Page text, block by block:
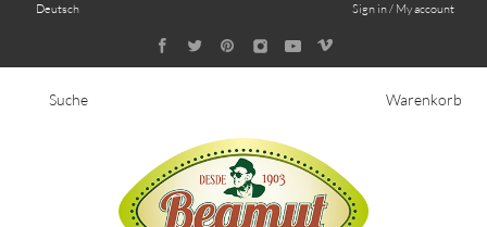
Sign in / My account
Deutsch
Suche Warenkorb